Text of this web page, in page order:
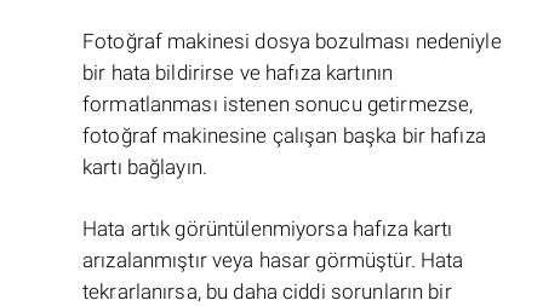
Fotoğraf makinesi dosya bozulması nedeniyle
bir hata bildirirse ve hafıza kartının
formatlanması istenen sonucu getirmezse,
fotoğraf makinesine çalışan başka bir hafıza
kartı bağlayın.
Hata artık görüntülenmiyorsa hafıza kartı
arızalanmıştır veya hasar görmüştür. Hata
tekrarlanırsa, bu daha ciddi sorunların bir